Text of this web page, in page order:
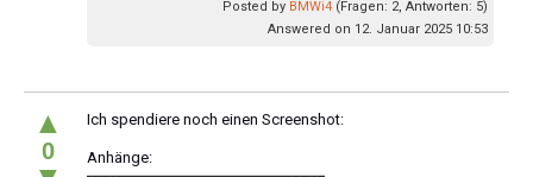
Posted by BMWi4 (Fragen: 2, Antworten: 5)
Answered on 12. Januar 2025 10:53
▲
0
Ich spendiere noch einen Screenshot:
Anhänge: